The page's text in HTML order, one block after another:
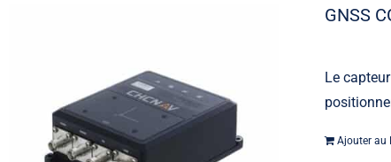
GNSS
Le
Ajouter au